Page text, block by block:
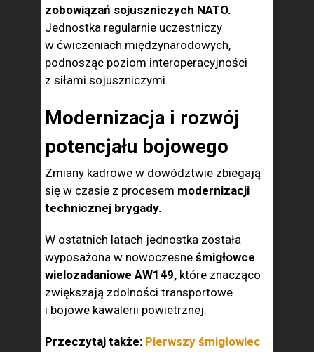
zobowiązań sojuszniczych NATO.
Jednostka regularnie uczestniczy
w ćwiczeniach międzynarodowych,
podnosząc poziom interoperacyjności
z siłami sojuszniczymi.
Modernizacja i rozwój
potencjału bojowego
Zmiany kadrowe w dowództwie zbiegają
się w czasie z procesem modernizacji
technicznej brygady.
W ostatnich latach jednostka została
wyposażona w nowoczesne śmigłowce
wielozadaniowe AW149, które znacząco
zwiększają zdolności transportowe
i bojowe kawalerii powietrznej.
Przeczytaj także: Pierwszy śmigłowiec